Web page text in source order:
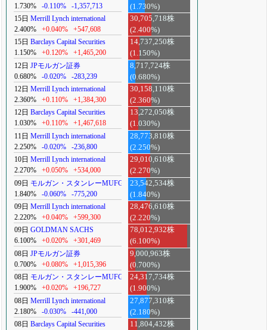
1.730%
-0.110% -1,357,713
(1.730%)
15日 Merrill Lynch international
2.400%
+0.040% +547,608
30,705,718株
(2.400%)
15日 Barclays Capital Securities
1.150%
+0.120% +1,465,200
14,737,250株
(1.150%)
12日 JPモルガン証券
0.680%
-0.020% -283,239
8,717,724株
(0.680%)
12日 Merrill Lynch international
2.360%
+0.110% +1,384,300
30,158,110株
(2.360%)
12日 Barclays Capital Securities
1.030%
+0.110% +1,467,618
13,272,050株
(1.030%)
11日 Merrill Lynch international
2.250%
-0.020% -236,800
28,773,810株
(2.250%)
10日 Merrill Lynch international
2.270%
+0.050% +534,000
29,010,610株
(2.270%)
09日 モルガン・スタンレーMUFG
1.840%
-0.060% -775,200
23,542,534株
(1.840%)
09日 Merrill Lynch international
2.220%
+0.040% +599,300
28,476,610株
(2.220%)
09日 GOLDMAN SACHS
6.100%
+0.020% +301,469
78,012,932株
(6.100%)
08日 JPモルガン証券
0.700%
+0.080% +1,015,396
9,000,963株
(0.700%)
08日 モルガン・スタンレーMUFG
1.900%
+0.020% +196,727
24,317,734株
(1.900%)
08日 Merrill Lynch international
2.180%
-0.030% -441,000
27,877,310株
(2.180%)
08日 Barclays Capital Securities 11,804,432株